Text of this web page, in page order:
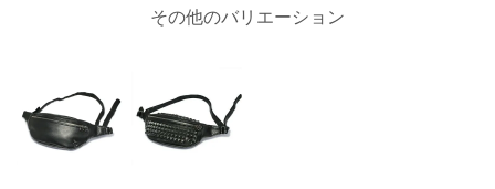
その他のバリエーション